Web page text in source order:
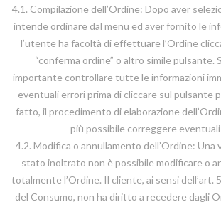
4.1. Compilazione dell’Ordine: Dopo aver
intende ordinare dal menu ed aver fornito le
l’utente ha facoltà di effettuare l’Ordine
“conferma ordine” o altro simile pulsante.
importante controllare tutte le informazioni
eventuali errori prima di cliccare sul pulsante
fatto, il procedimento di elaborazione
più possibile correggere
4.2. Modifica o annullamento dell’Ordine: Una
stato inoltrato non è possibile modificare o
totalmente l’Ordine. Il cliente, ai sensi dell’art.
del Consumo, non ha diritto a recedere dagli